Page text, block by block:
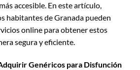
accesible. En este artículo,
habitantes de Granada pueden
online para obtener estos
segura y eficiente.
Genéricos para Disfunción